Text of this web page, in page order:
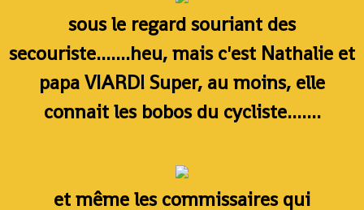
sous le regard souriant des
secouriste.......heu, mais c'est Nathalie et
papa VIARD! Super, au moins, elle
connait les bobos du cycliste.......
et même les commissaires qui